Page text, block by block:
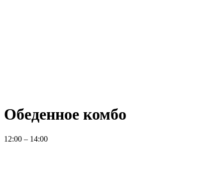
Обеденное комбо
12:00 – 14:00